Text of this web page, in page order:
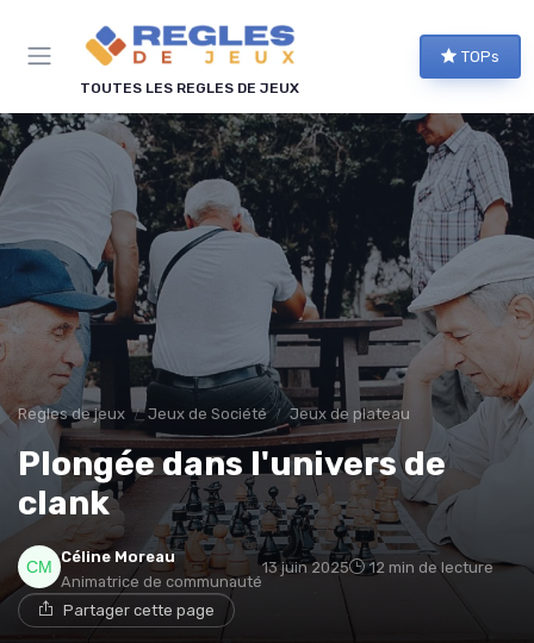
TOUTES LES REGLES DE JEUX
TOPs
Regles de jeux Jeux de Société Jeux de plateau
Plongée dans l'univers de
clank
Céline Moreau
Animatrice de communauté
13 juin 2025 12 min de lecture
Partager cette page